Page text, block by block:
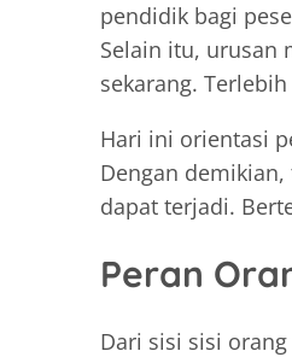
pendidik bagi
Selain itu, urusan
sekarang.
Hari ini orientasi
Dengan
dapat terjadi.
Peran
Dari sisi sisi